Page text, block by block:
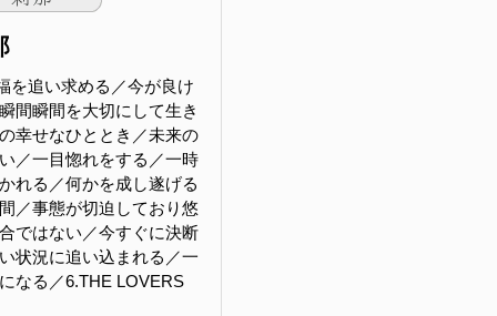
を追い求める／今が良け
間瞬間を大切にして生き
幸せなひととき／未来の
／一目惚れをする／一時
れる／何かを成し遂げる
／事態が切迫しており悠
ではない／今すぐに決断
状況に追い込まれる／一
なる／6.THE LOVERS